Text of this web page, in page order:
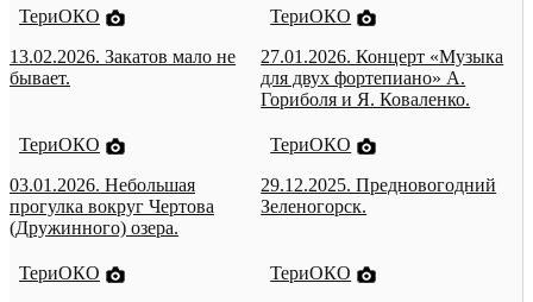
ТериОКО
13.02.2026. Закатов мало не
бывает.
ТериОКО
27.01.2026. Концерт «Музыка
для двух фортепиано» А.
Гориболя и Я. Коваленко.
ТериОКО
03.01.2026. Небольшая
прогулка вокруг Чертова
(Дружинного) озера.
ТериОКО
29.12.2025. Предновогодний
Зеленогорск.
ТериОКО
ТериОКО